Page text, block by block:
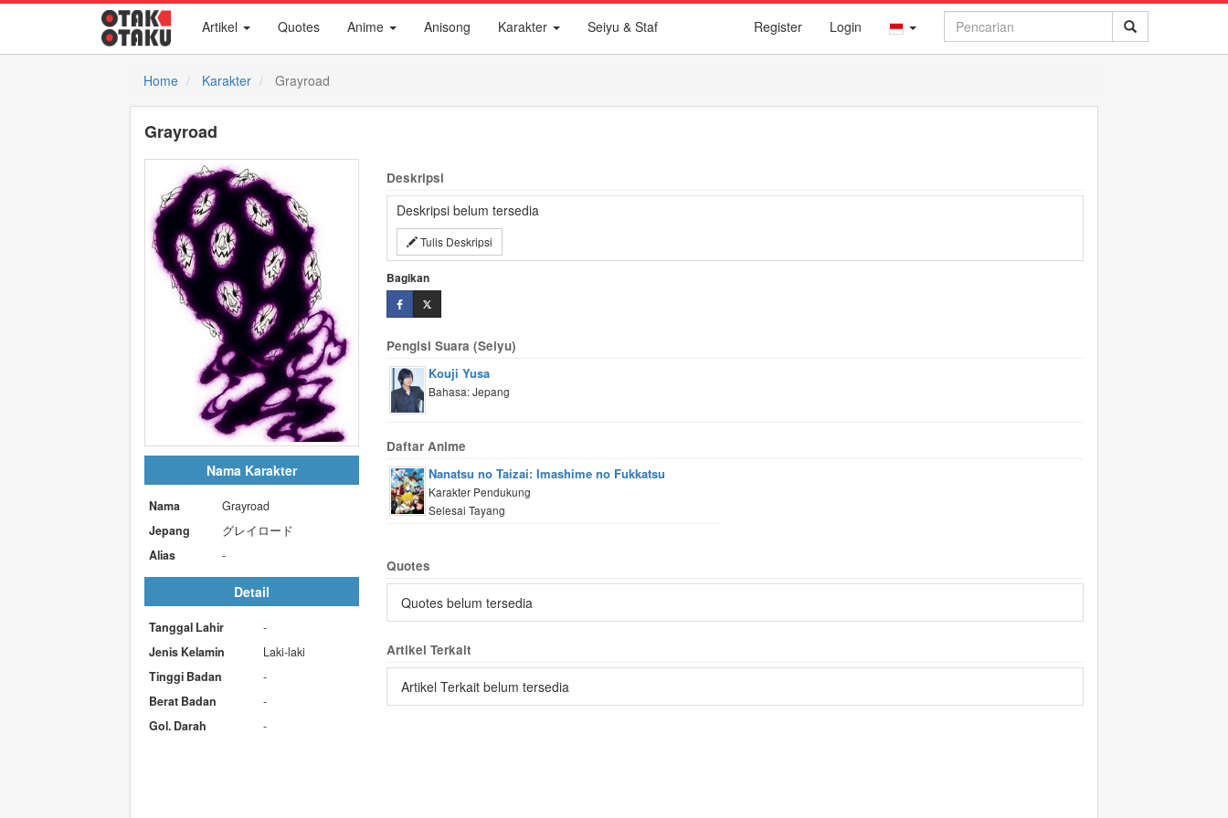
Register Login
Artikel Quotes Anime Anisong Karakter Seiyu & Staf
Home Karakter Grayroad
Grayroad
Nama Karakter
Nama
Grayroad
Jepang
グレイロード
Alias
-
Detail
Tanggal Lahir
-
Jenis Kelamin
Laki-laki
Tinggi Badan
-
Berat Badan
-
Gol. Darah
-
Deskripsi
Deskripsi belum tersedia
Tulis Deskripsi
Bagikan
Pengisi Suara (Seiyu)
Kouji Yusa
Bahasa: Jepang
Daftar Anime
Nanatsu no Taizai: Imashime no Fukkatsu
Karakter Pendukung
Selesai Tayang
Quotes
Quotes belum tersedia
Artikel Terkait
Artikel Terkait belum tersedia